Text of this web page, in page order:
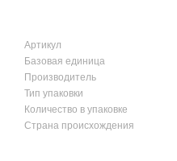
Артикул
Базовая единица
Производитель
Тип упаковки
Количество в упаковке
Страна происхождения